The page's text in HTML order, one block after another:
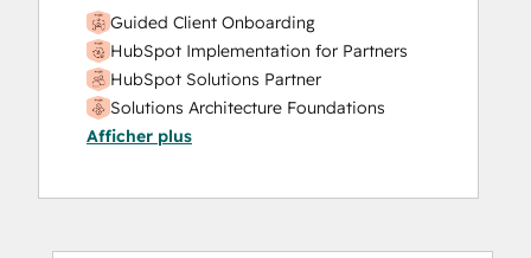
Guided Client Onboarding
HubSpot Implementation for Partners
HubSpot Solutions Partner
Solutions Architecture Foundations
Afficher plus